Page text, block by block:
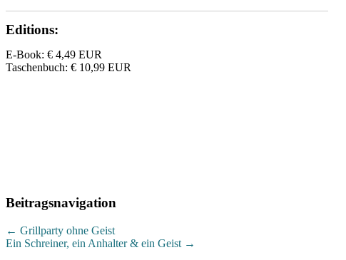
Editions:
E-Book: € 4,49 EUR
Taschenbuch: € 10,99 EUR
Beitragsnavigation
← Grillparty ohne Geist
Ein Schreiner, ein Anhalter & ein Geist →